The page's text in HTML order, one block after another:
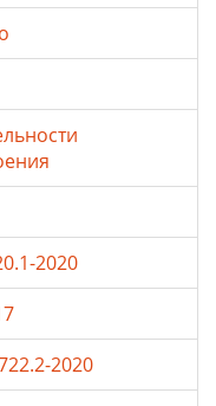
2020
2020